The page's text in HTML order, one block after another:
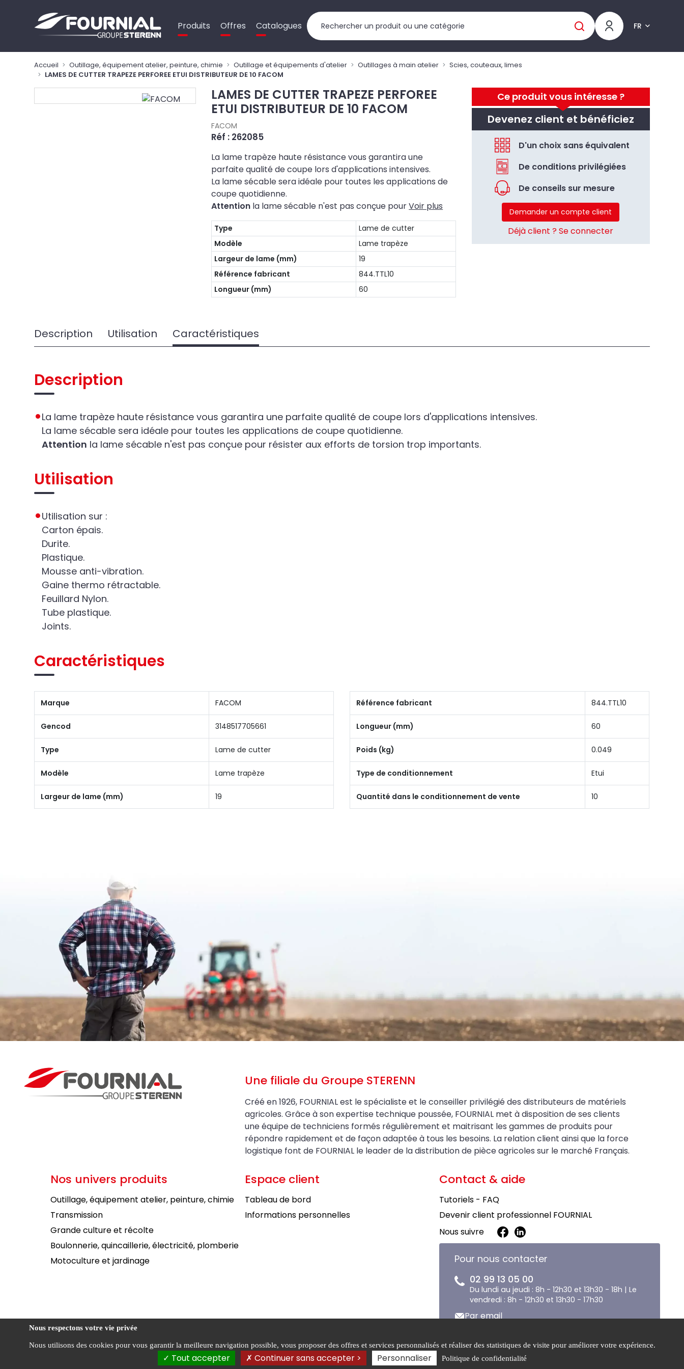
Produits Offres Catalogues FR
Accueil Outillage, équipement atelier, peinture, chimie Outillage et équipements d'atelier Outillages à main atelier
Scies, couteaux, limes
LAMES DE CUTTER TRAPEZE PERFOREE ETUI DISTRIBUTEUR DE 10 FACOM
Ce produit vous intéresse ?
Devenez client et bénéficiez
D'un choix sans équivalent
De conditions privilégiées
De conseils sur mesure
Demander un compte client
Déjà client ? Se connecter
LAMES DE CUTTER TRAPEZE PERFOREE
ETUI DISTRIBUTEUR DE 10 FACOM
FACOM
Réf : 262085
La lame trapèze haute résistance vous garantira une
parfaite qualité de coupe lors d'applications intensives.
La lame sécable sera idéale pour toutes les applications de
coupe quotidienne.
Attention la lame sécable n'est pas conçue pourVoir plus
Type
Lame de cutter
Modèle
Lame trapèze
Largeur de lame (mm)
19
Référence fabricant
844.TTL10
Longueur (mm)
60
Description Utilisation Caractéristiques
Description
La lame trapèze haute résistance vous garantira une parfaite qualité de coupe lors d'applications intensives.
La lame sécable sera idéale pour toutes les applications de coupe quotidienne.
Attention la lame sécable n'est pas conçue pour résister aux efforts de torsion trop importants.
Utilisation
Utilisation sur :
Carton épais.
Durite.
Plastique.
Mousse anti-vibration.
Gaine thermo rétractable.
Feuillard Nylon.
Tube plastique.
Joints.
Caractéristiques
Marque FACOM
Gencod 3148517705661
Type Lame de cutter
Modèle Lame trapèze
Largeur de lame (mm) 19
Référence fabricant 844.TTL10
Longueur (mm) 60
Poids (kg) 0.049
Type de conditionnement Etui
Quantité dans le conditionnement de vente 10
Une filiale du Groupe STERENN
Créé en 1926, FOURNIAL est le spécialiste et le conseiller privilégié des distributeurs de matériels
agricoles. Grâce à son expertise technique poussée, FOURNIAL met à disposition de ses clients
une équipe de techniciens formés régulièrement et maitrisant les gammes de produits pour
répondre rapidement et de façon adaptée à tous les besoins. La relation client ainsi que la force
logistique font de FOURNIAL le leader de la distribution de pièce agricoles sur le marché Français.
Nos univers produits
Outillage, équipement atelier, peinture, chimie
Transmission
Grande culture et récolte
Boulonnerie, quincaillerie, électricité, plomberie
Motoculture et jardinage
Espace client
Tableau de bord
Informations personnelles
Contact & aide
Tutoriels - FAQ
Devenir client professionnel FOURNIAL
Nous suivre
Pour nous contacter
02 99 13 05 00
Du lundi au jeudi : 8h - 12h30 et 13h30 - 18h | Le
vendredi : 8h - 12h30 et 13h30 - 17h30
Par email
FOURNIAL ©
Conditions générales de
vente
Mentions
légales
Politique de
confidentialité
Gestion des
Nous respectons votre vie privée
Nous utilisons des cookies pour vous garantir la meilleure navigation possible, vous proposer des offres et services personnalisés et réaliser des statistiques de visite pour améliorer votre expérience.
Tout accepter Continuer sans accepter > Personnaliser Politique de confidentialité